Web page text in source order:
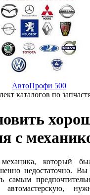
АвтоПрофи 500
каталогов по
с
который
недостаточно. Вы
самым